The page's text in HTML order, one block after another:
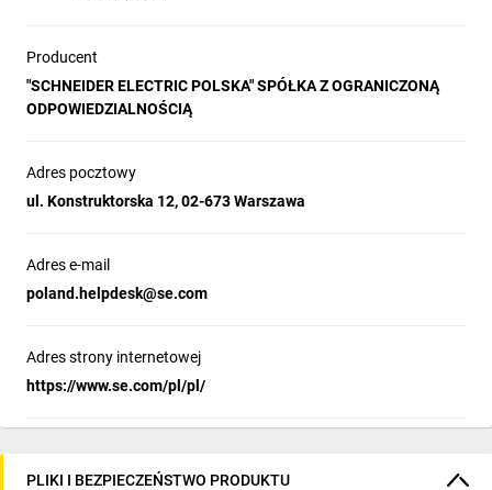
Producent
"SCHNEIDER ELECTRIC POLSKA" SPÓŁKA Z OGRANICZONĄ
ODPOWIEDZIALNOŚCIĄ
Adres pocztowy
ul. Konstruktorska 12, 02-673 Warszawa
Adres e-mail
poland.helpdesk@se.com
Adres strony internetowej
https://www.se.com/pl/pl/
PLIKI I BEZPIECZEŃSTWO PRODUKTU